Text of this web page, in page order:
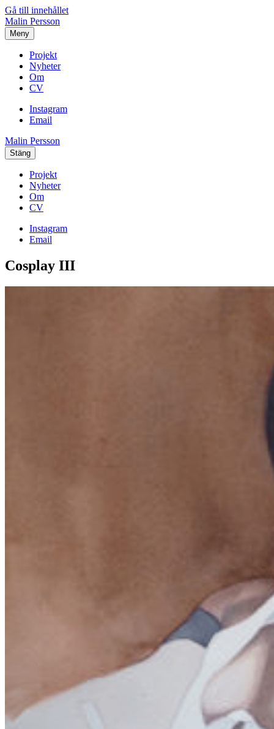
Gå till innehållet
Malin Persson
Meny
Projekt
Nyheter
Om
CV
Instagram
Email
Malin Persson
Stäng
Projekt
Nyheter
Om
CV
Instagram
Email
Cosplay III